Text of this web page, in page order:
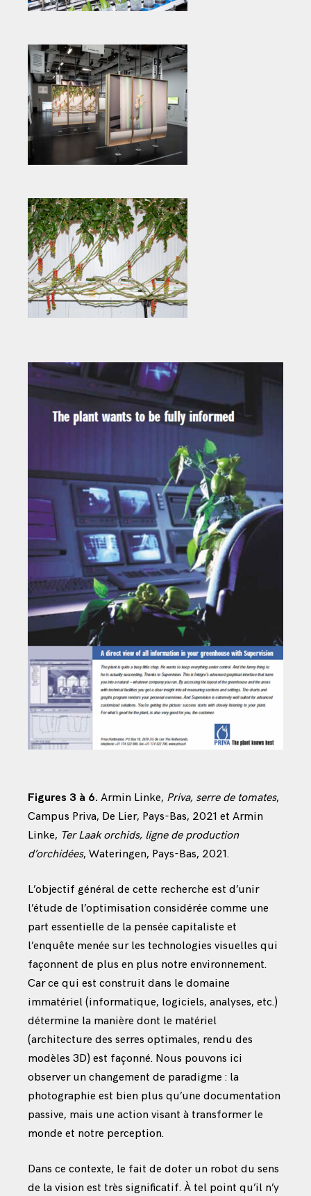
Figures 3 à 6. Armin Linke, Priva, serre de tomates,
Campus Priva, De Lier, Pays-Bas, 2021 et Armin
Linke, Ter Laak orchids, ligne de production
d’orchidées, Wateringen, Pays-Bas, 2021.
L’objectif général de cette recherche est d’unir
l’étude de l’optimisation considérée comme une
part essentielle de la pensée capitaliste et
l’enquête menée sur les technologies visuelles qui
façonnent de plus en plus notre environnement.
Car ce qui est construit dans le domaine
immatériel (informatique, logiciels, analyses, etc.)
détermine la manière dont le matériel
(architecture des serres optimales, rendu des
modèles 3D) est façonné. Nous pouvons ici
observer un changement de paradigme : la
photographie est bien plus qu’une documentation
passive, mais une action visant à transformer le
monde et notre perception.
Dans ce contexte, le fait de doter un robot du sens
de la vision est très significatif. À tel point qu’il n’y